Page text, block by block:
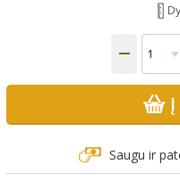
Į
Saugu ir